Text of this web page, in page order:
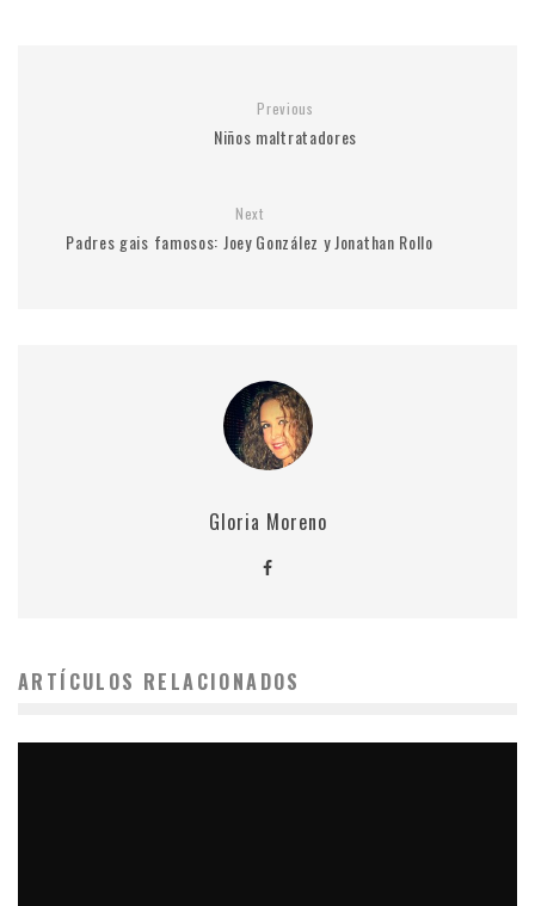
Previous
Niños maltratadores
Next
Padres gais famosos: Joey González y Jonathan Rollo
Gloria Moreno
ARTÍCULOS RELACIONADOS